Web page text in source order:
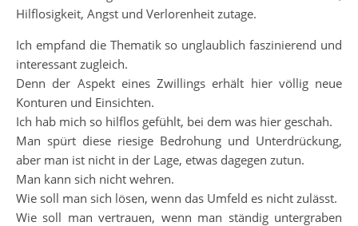
Hilflosigkeit, Angst und Verlorenheit zutage.
Ich empfand die Thematik so unglaublich faszinierend und
interessant zugleich.
Denn der Aspekt eines Zwillings erhält hier völlig neue
Konturen und Einsichten.
Ich hab mich so hilflos gefühlt, bei dem was hier geschah.
Man spürt diese riesige Bedrohung und Unterdrückung,
aber man ist nicht in der Lage, etwas dagegen zutun.
Man kann sich nicht wehren.
Wie soll man sich lösen, wenn das Umfeld es nicht zulässt.
Wie soll man vertrauen, wenn man ständig untergraben